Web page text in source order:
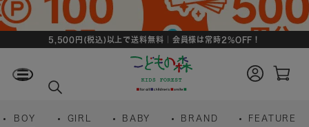
5,500円(税込)以上で送料無料｜会員様は常時2%OFF！
ジ
BOY GIRL BABY BRAND FEATURE